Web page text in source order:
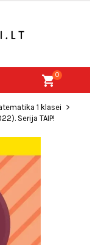
shopping_cart0
1 klasei
Serija TAIP!